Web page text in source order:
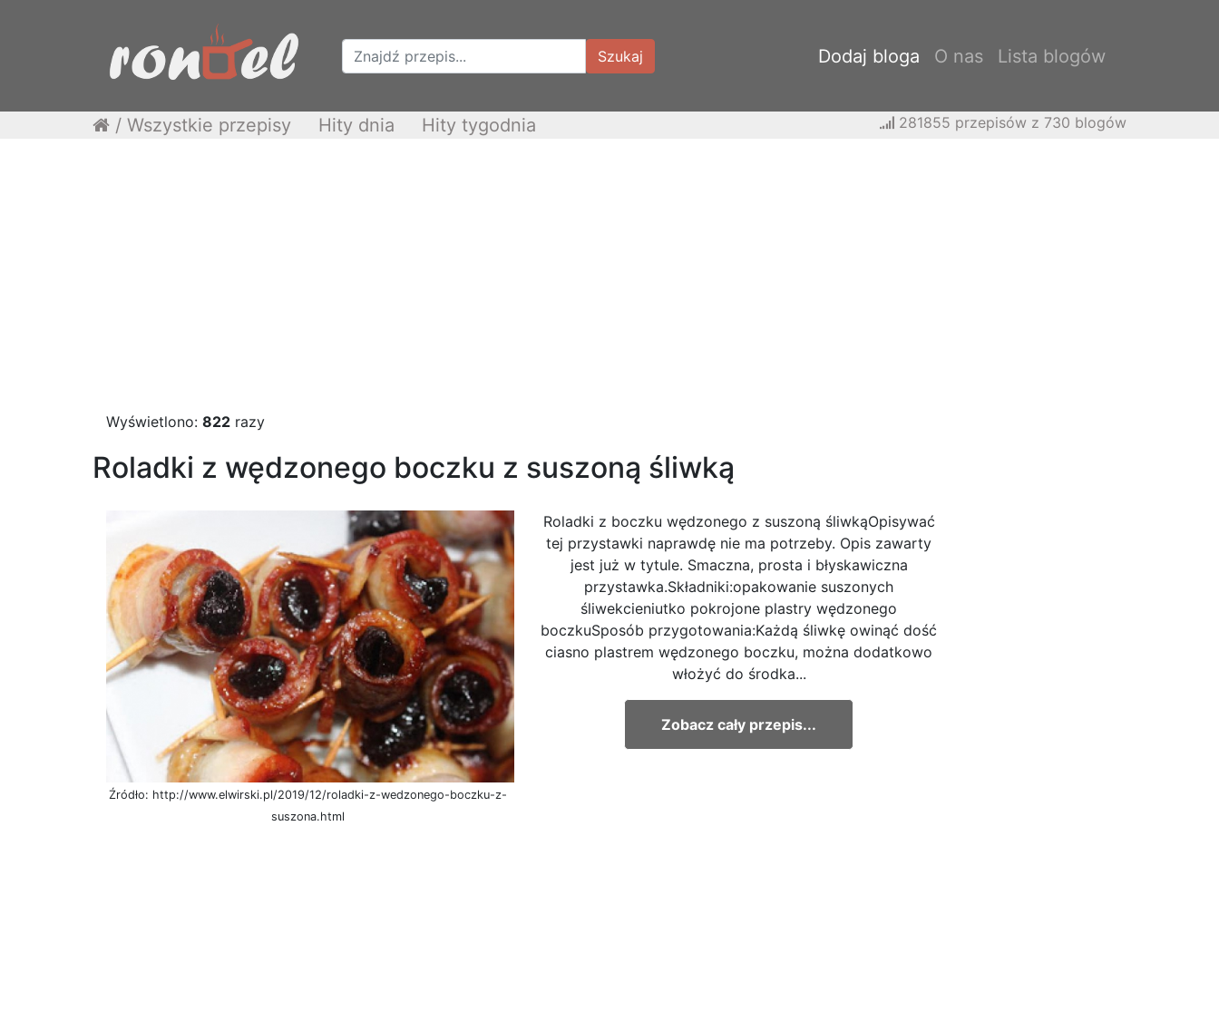
Szukaj Dodaj bloga O nas Lista blogów
/ Wszystkie przepisy Hity dnia Hity tygodnia 281855 przepisów z 730 blogów
Wyświetlono: 822 razy
Roladki z wędzonego boczku z suszoną śliwką
Źródło: http://www.elwirski.pl/2019/12/roladki-z-wedzonego-boczku-z-
suszona.html
Roladki z boczku wędzonego z suszoną śliwkąOpisywać
tej przystawki naprawdę nie ma potrzeby. Opis zawarty
jest już w tytule. Smaczna, prosta i błyskawiczna
przystawka.Składniki:opakowanie suszonych
śliwekcieniutko pokrojone plastry wędzonego
boczkuSposób przygotowania:Każdą śliwkę owinąć dość
ciasno plastrem wędzonego boczku, można dodatkowo
włożyć do środka...
Zobacz cały przepis...